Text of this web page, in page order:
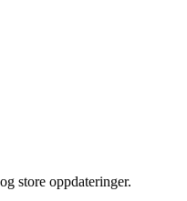
store oppdateringer.